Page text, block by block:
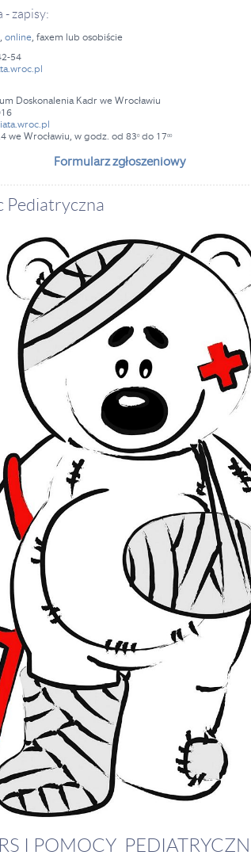
- zapisy:
online, faxem lub osobiście
54
Doskonalenia Kadr we Wrocławiu
we Wrocławiu, w godz. od 830 do 1700
Formularz zgłoszeniowy
Pediatryczna
I POMOCY